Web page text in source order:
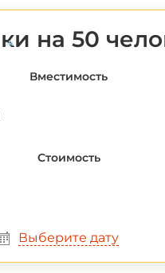
на 50
Вместимость
Стоимость
Выберите дату